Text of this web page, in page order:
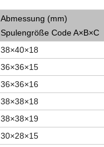
Abmessung (mm)
Spulengröße Code A×B×C
38×40×18
36×36×15
36×36×16
38×38×18
38×38×19
30×28×15